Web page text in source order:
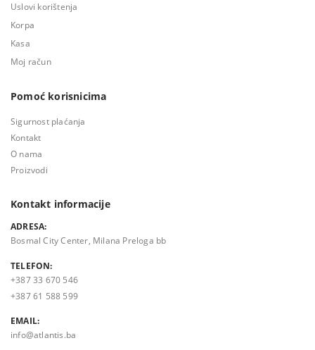
Uslovi korištenja
Korpa
Kasa
Moj račun
Pomoć korisnicima
Sigurnost plaćanja
Kontakt
O nama
Proizvodi
Kontakt informacije
ADRESA:
Bosmal City Center, Milana Preloga bb
TELEFON:
+387 33 670 546
+387 61 588 599
EMAIL:
info@atlantis.ba